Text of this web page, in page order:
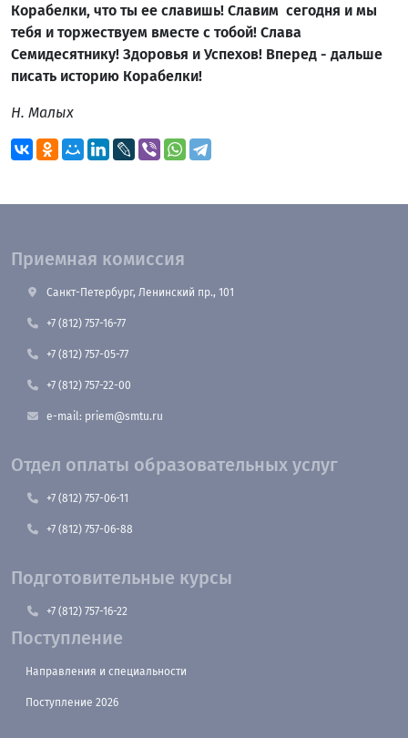
Корабелки, что ты ее славишь! Славим сегодня и мы
тебя и торжествуем вместе с тобой! Слава
Семидесятнику! Здоровья и Успехов! Вперед - дальше
писать историю Корабелки!
Н. Малых
Приемная комиссия
Санкт-Петербург, Ленинский пр., 101
+7 (812) 757-16-77
+7 (812) 757-05-77
+7 (812) 757-22-00
e-mail: priem@smtu.ru
Отдел оплаты образовательных услуг
+7 (812) 757-06-11
+7 (812) 757-06-88
Подготовительные курсы
+7 (812) 757-16-22
Поступление
Направления и специальности
Поступление 2026